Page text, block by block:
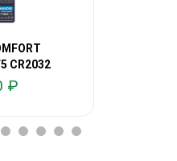
CR2032
5 шт
₽